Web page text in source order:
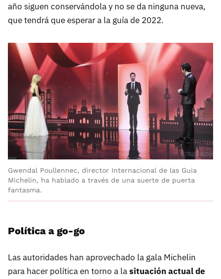
año siguen conservándola y no se da ninguna nueva,
que tendrá que esperar a la guía de 2022.
Gwendal Poullennec, director Internacional de las Guia
Michelin, ha hablado a través de una suerte de puerta
fantasma.
Política a go-go
Las autoridades han aprovechado la gala Michelin
para hacer política en torno a lasituación actual de